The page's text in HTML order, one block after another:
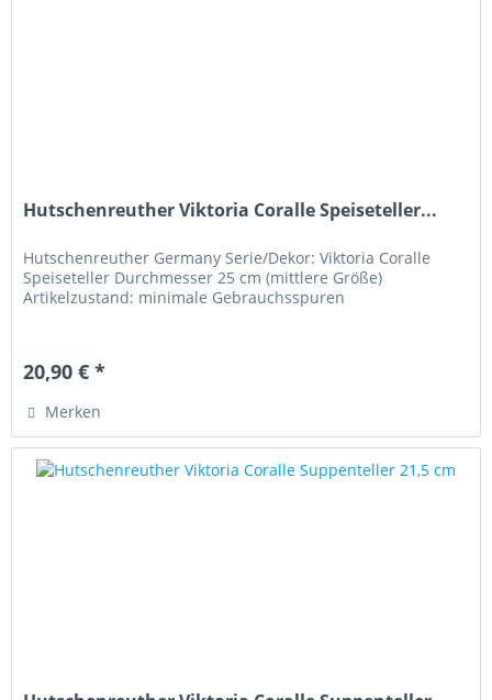
Hutschenreuther Viktoria Coralle Speiseteller...
Hutschenreuther Germany Serie/Dekor: Viktoria Coralle
Speiseteller Durchmesser 25 cm (mittlere Größe)
Artikelzustand: minimale Gebrauchsspuren
20,90 € *
Merken